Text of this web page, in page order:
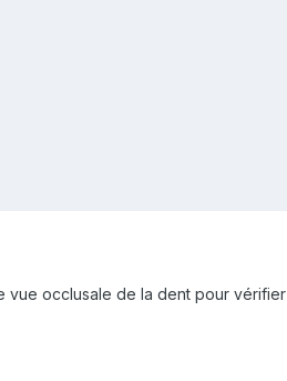
vue occlusale de la dent pour vérifier